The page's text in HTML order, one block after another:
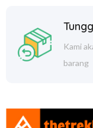
Kami
barang